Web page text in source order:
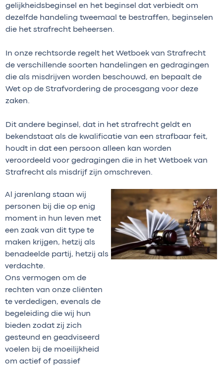
gelijkheidsbeginsel en het beginsel dat verbiedt om
dezelfde handeling tweemaal te bestraffen, beginselen
die het strafrecht beheersen.
In onze rechtsorde regelt het Wetboek van Strafrecht
de verschillende soorten handelingen en gedragingen
die als misdrijven worden beschouwd, en bepaalt de
Wet op de Strafvordering de procesgang voor deze
zaken.
Dit andere beginsel, dat in het strafrecht geldt en
bekendstaat als de kwalificatie van een strafbaar feit,
houdt in dat een persoon alleen kan worden
veroordeeld voor gedragingen die in het Wetboek van
Strafrecht als misdrijf zijn omschreven.
Al jarenlang staan wij
personen bij die op enig
moment in hun leven met
een zaak van dit type te
maken krijgen, hetzij als
benadeelde partij, hetzij als
verdachte.
Ons vermogen om de
rechten van onze cliënten
te verdedigen, evenals de
begeleiding die wij hun
bieden zodat zij zich
gesteund en geadviseerd
voelen bij de moeilijkheid
om actief of passief